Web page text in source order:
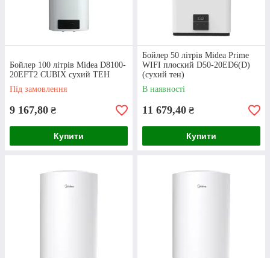
Як оформити придбання водонагрівачів?
Оформлення
Щоб купити бойлер, додайте будь-який
Бойлер 100 літрів Midea D8100-
20EFT2 CUBIX сухий ТЕН
Під замовлення
9 167,80 ₴
Купити
Бойлер 50 літрів Midea Prime
WIFI плоский D50-20ED6(D)
(сухий тен)
В наявності
11 679,40 ₴
Купити